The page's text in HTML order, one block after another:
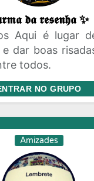
𝖉𝖆 𝖗𝖊𝖘𝖊𝖓𝖍𝖆 ✨
Aqui é lugar
dar boas
todos.
NO GRUPO
Amizades